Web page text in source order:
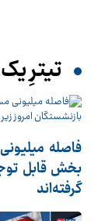
تیترِ یک
فاصله
بخش قابل
گرفته‌اند